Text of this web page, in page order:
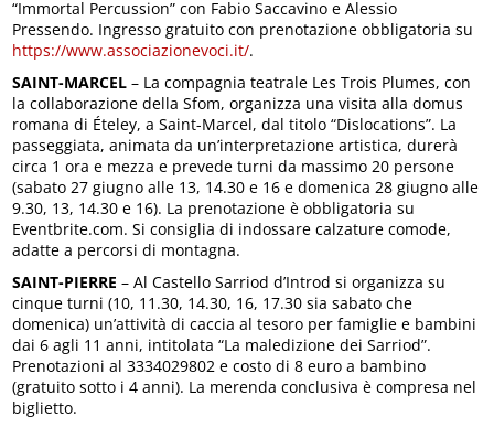
“Immortal Percussion” con Fabio Saccavino e Alessio
Pressendo. Ingresso gratuito con prenotazione obbligatoria su
https://www.associazionevoci.it/.
SAINT-MARCEL – La compagnia teatrale Les Trois Plumes, con
la collaborazione della Sfom, organizza una visita alla domus
romana di Ételey, a Saint-Marcel, dal titolo “Dislocations”. La
passeggiata, animata da un’interpretazione artistica, durerà
circa 1 ora e mezza e prevede turni da massimo 20 persone
(sabato 27 giugno alle 13, 14.30 e 16 e domenica 28 giugno alle
9.30, 13, 14.30 e 16). La prenotazione è obbligatoria su
Eventbrite.com. Si consiglia di indossare calzature comode,
adatte a percorsi di montagna.
SAINT-PIERRE – Al Castello Sarriod d’Introd si organizza su
cinque turni (10, 11.30, 14.30, 16, 17.30 sia sabato che
domenica) un’attività di caccia al tesoro per famiglie e bambini
dai 6 agli 11 anni, intitolata “La maledizione dei Sarriod”.
Prenotazioni al 3334029802 e costo di 8 euro a bambino
(gratuito sotto i 4 anni). La merenda conclusiva è compresa nel
biglietto.